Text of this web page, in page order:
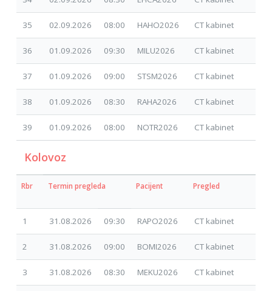
35 02.09.2026 08:00 HAHO2026 CT kabinet
36 01.09.2026 09:30 MILU2026 CT kabinet
37 01.09.2026 09:00 STSM2026 CT kabinet
38 01.09.2026 08:30 RAHA2026 CT kabinet
39 01.09.2026 08:00 NOTR2026 CT kabinet
Kolovoz
Rbr Termin pregleda Pacijent Pregled
1 31.08.2026 09:30 RAPO2026 CT kabinet
2 31.08.2026 09:00 BOMI2026 CT kabinet
3 31.08.2026 08:30 MEKU2026 CT kabinet